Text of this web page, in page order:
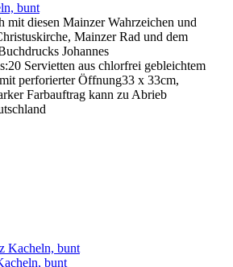
bunt
mit diesen Mainzer Wahrzeichen und
Mainzer Rad und dem
Johannes
Servietten aus chlorfrei gebleichtem
perforierter Öffnung33 x 33cm,
Farbauftrag kann zu Abrieb
bunt